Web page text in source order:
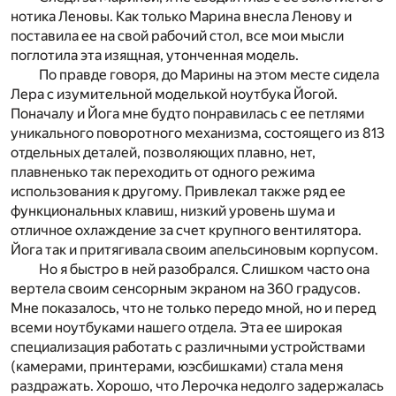
нотика Леновы. Как только Марина внесла Ленову и
поставила ее на свой рабочий стол, все мои мысли
поглотила эта изящная, утонченная модель.
По правде говоря, до Марины на этом месте сидела
Лера с изумительной моделькой ноутбука Йогой.
Поначалу и Йога мне будто понравилась с ее петлями
уникального поворотного механизма, состоящего из 813
отдельных деталей, позволяющих плавно, нет,
плавненько так переходить от одного режима
использования к другому. Привлекал также ряд ее
функциональных клавиш, низкий уровень шума и
отличное охлаждение за счет крупного вентилятора.
Йога так и притягивала своим апельсиновым корпусом.
Но я быстро в ней разобрался. Слишком часто она
вертела своим сенсорным экраном на 360 градусов.
Мне показалось, что не только передо мной, но и перед
всеми ноутбуками нашего отдела. Эта ее широкая
специализация работать с различными устройствами
(камерами, принтерами, юэсбишками) стала меня
раздражать. Хорошо, что Лерочка недолго задержалась